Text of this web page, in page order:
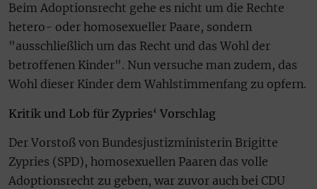
Beim Adoptionsrecht gehe es nicht um die Rechte
hetero- oder homosexueller Paare, sondern
"ausschließlich um das Recht und das Wohl der
betroffenen Kinder". Nun versuche man zudem, das
Wohl dieser Kinder dem Wahlstimmenfang zu opfern.
Kritik und Lob für Zypries‘ Vorschlag
Der Vorstoß von Bundesjustizministerin Brigitte
Zypries (SPD), homosexuellen Paaren das volle
Adoptionsrecht zu geben, war zuvor auch bei CDU